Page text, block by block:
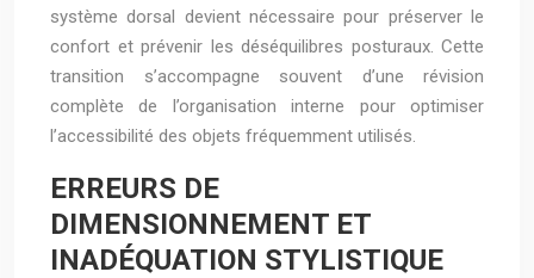
système dorsal devient nécessaire pour préserver le
confort et prévenir les déséquilibres posturaux. Cette
transition s’accompagne souvent d’une révision
complète de l’organisation interne pour optimiser
l’accessibilité des objets fréquemment utilisés.
ERREURS DE
DIMENSIONNEMENT ET
INADÉQUATION STYLISTIQUE